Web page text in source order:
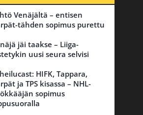
Venäjältä – entisen
tähden sopimus purettu
jäi taakse – Liiga-
uusi seura selvisi
HIFK, Tappara,
ja TPS kisassa – NHL-
sopimus